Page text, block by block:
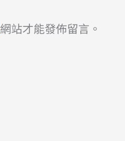
網站才能發佈留言。